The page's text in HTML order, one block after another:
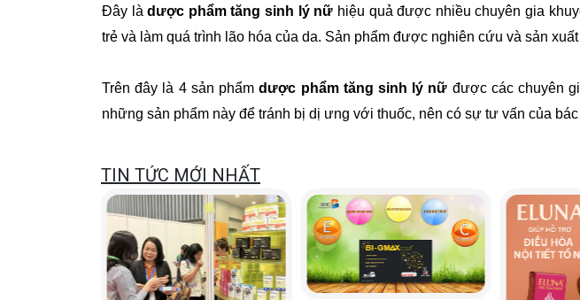
Đây làdược phẩm tăng sinh lý nữ hiệu quả được nhiều chuyên gia
trẻ và làm quá trình lão hóa của da. Sản phẩm được nghiên cứu và sản
Trên đây là 4 sản phẩmdược phẩm tăng sinh lý nữ được các chuyên
những sản phẩm này để tránh bị dị ưng với thuốc, nên có sự tư vấn của
TIN TỨC MỚI NHẤT